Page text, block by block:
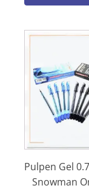
Pulpen Gel
Snowman